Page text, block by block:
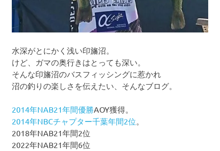
水深がとにかく浅い印旛沼。
けど、ガマの奥行きはとっても深い。
そんな印旛沼のバスフィッシングに惹かれ
沼の釣りの楽しさを伝えたい、そんなブログ。
2014年NAB21年間優勝AOY獲得。
2014年NBCチャプター千葉年間2位。
2018年NAB21年間2位
2022年NAB21年間6位